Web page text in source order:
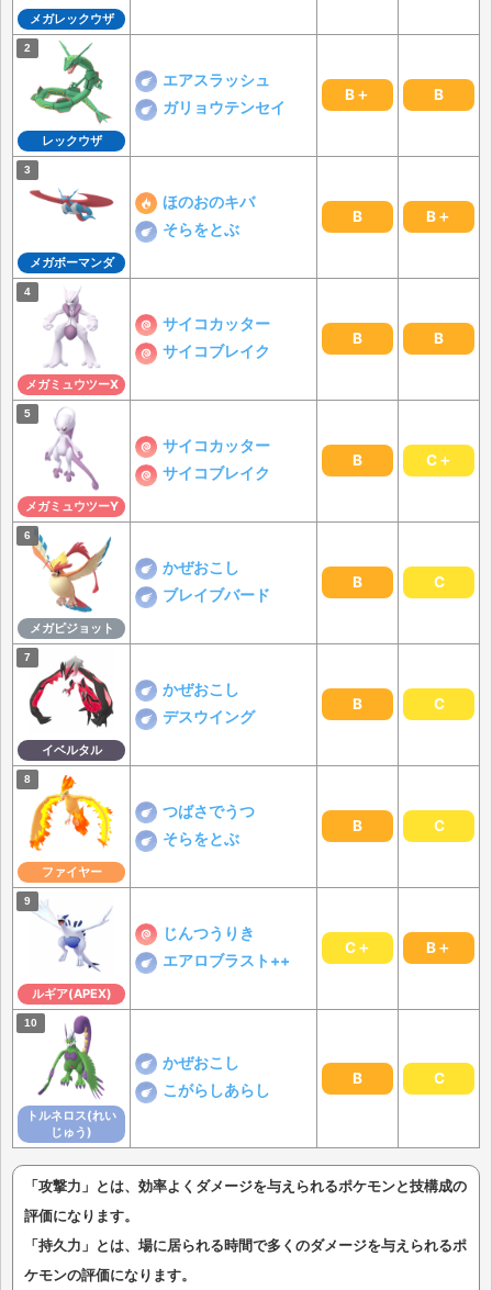
メガレックウザ
レックウザ
エアスラッシュ
ガリョウテンセイ
B＋ B
メガボーマンダ
ほのおのキバ
そらをとぶ
B B＋
メガミュウツーX
サイコカッター
サイコブレイク
B B
メガミュウツーY
サイコカッター
サイコブレイク
B C＋
メガピジョット
かぜおこし
ブレイブバード
B C
イベルタル
かぜおこし
デスウイング
B C
ファイヤー
つばさでうつ
そらをとぶ
B C
ルギア(APEX)
じんつうりき
エアロブラスト++
C＋ B＋
トルネロス(れい
じゅう)
かぜおこし
こがらしあらし
B C
「攻撃力」とは、効率よくダメージを与えられるポケモンと技構成の
評価になります。
「持久力」とは、場に居られる時間で多くのダメージを与えられるポ
ケモンの評価になります。